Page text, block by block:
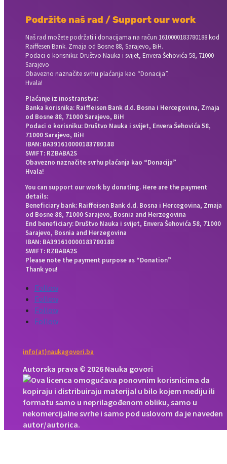
Podržite naš rad / Support our work
Naš rad možete podržati i donacijama na račun 1610000183780188 kod
Raiffesen Bank. Zmaja od Bosne 88, Sarajevo, BiH.
Podaci o korisniku: Društvo Nauka i svijet, Envera Šehovića 58, 71000
Sarajevo
Obavezno naznačite svrhu plaćanja kao “Donacija”.
Hvala!
Plaćanje iz inostranstva:
Banka korisnika: Raiffeisen Bank d.d. Bosna i Hercegovina, Zmaja
od Bosne 88, 71000 Sarajevo, BiH
Podaci o korisniku: Društvo Nauka i svijet, Envera Šehovića 58,
71000 Sarajevo, BiH
IBAN: BA391610000183780188
SWIFT: RZBABA2S
Obavezno naznačite svrhu plaćanja kao “Donacija”
Hvala!
You can support our work by donating. Here are the payment
details:
Beneficiary bank: Raiffeisen Bank d.d. Bosna i Hercegovina, Zmaja
od Bosne 88, 71000 Sarajevo, Bosnia and Herzegovina
End beneficiary: Društvo Nauka i svijet, Envera Šehovića 58, 71000
Sarajevo, Bosnia and Herzegovina
IBAN: BA391610000183780188
SWIFT: RZBABA2S
Please note the payment purpose as “Donation”
Thank you!
Follow
Follow
Follow
Follow
info(at)naukagovori.ba
Autorska prava © 2026 Nauka govori